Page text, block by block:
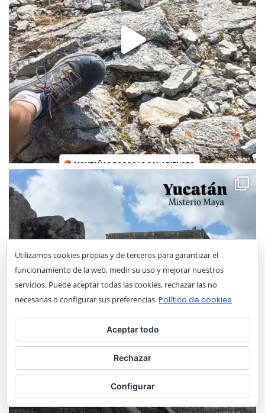
Utilizamos cookies propias y de terceros para garantizar el
funcionamiento de la web, medir su uso y mejorar nuestros
servicios. Puede aceptar todas las cookies, rechazar las no
necesarias o configurar sus preferencias.Política de cookies
Aceptar todo
Rechazar
Configurar